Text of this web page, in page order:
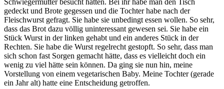
gedeckt und Brote gegessen und die Tochter habe nach der
Fleischwurst gefragt. Sie habe sie unbedingt essen wollen. So sehr,
dass das Brot dazu völlig uninteressant gewesen sei. Sie habe ein
Stück Wurst in der linken gehabt und ein anderes Stück in der
Rechten. Sie habe die Wurst regelrecht gestopft. So sehr, dass man
sich schon fast Sorgen gemacht hätte, dass es vielleicht doch ein
wenig zu viel hätte sein können. Da ging sie nun hin, meine
Vorstellung von einem vegetarischen Baby. Meine Tochter (gerade
ein Jahr alt) hatte eine Entscheidung getroffen.